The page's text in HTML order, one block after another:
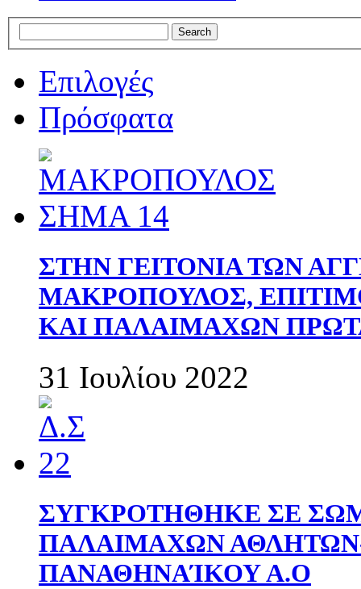
Επιλογές
Πρόσφατα
ΣΤΗΝ ΓΕΙΤΟΝΙΑ ΤΩΝ
ΜΑΚΡΟΠΟΥΛΟΣ,
ΚΑΙ ΠΑΛΑΙΜΑΧΩΝ
31 Ιουλίου 2022
ΣΥΓΚΡΟΤΗΘΗΚΕ ΣΕ
ΠΑΛΑΙΜΑΧΩΝ
ΠΑΝΑΘΗΝΑΊΚΟΥ Α.Ο